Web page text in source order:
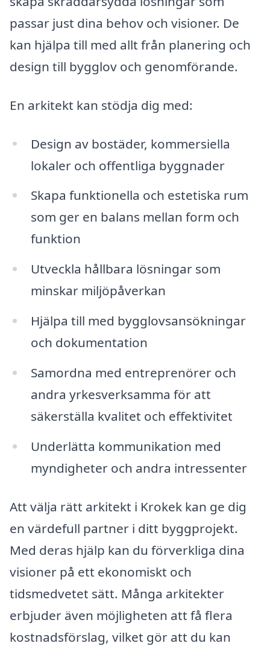
passar just dina behov och visioner. De
kan hjälpa till med allt från planering och
design till bygglov och genomförande.
En arkitekt kan stödja dig med:
Design av bostäder, kommersiella
lokaler och offentliga byggnader
Skapa funktionella och estetiska rum
som ger en balans mellan form och
funktion
Utveckla hållbara lösningar som
minskar miljöpåverkan
Hjälpa till med bygglovsansökningar
och dokumentation
Samordna med entreprenörer och
andra yrkesverksamma för att
säkerställa kvalitet och effektivitet
Underlätta kommunikation med
myndigheter och andra intressenter
Att välja rätt arkitekt i Krokek kan ge dig
en värdefull partner i ditt byggprojekt.
Med deras hjälp kan du förverkliga dina
visioner på ett ekonomiskt och
tidsmedvetet sätt. Många arkitekter
erbjuder även möjligheten att få flera
kostnadsförslag, vilket gör att du kan